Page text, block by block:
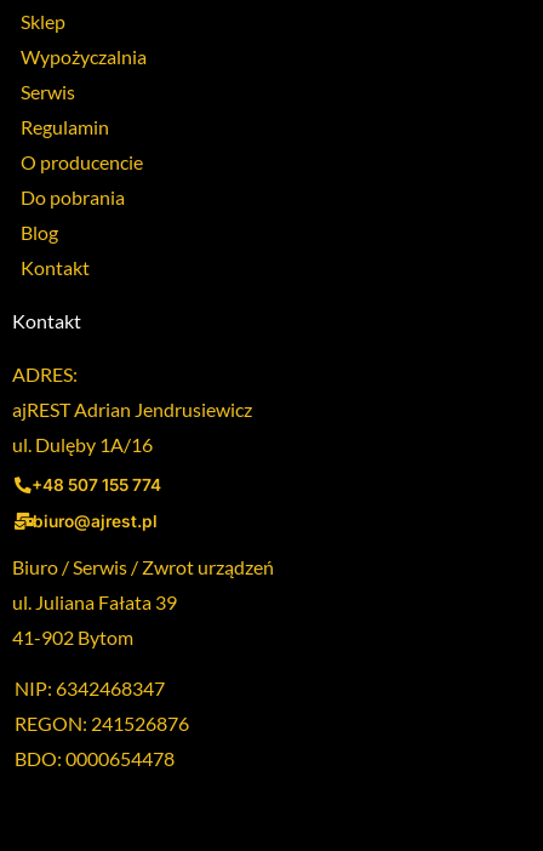
Sklep
Wypożyczalnia
Serwis
Regulamin
O producencie
Do pobrania
Blog
Kontakt
Kontakt
ADRES:
ajREST Adrian Jendrusiewicz
ul. Dulęby 1A/16
+48 507 155 774
biuro@ajrest.pl
Biuro / Serwis / Zwrot urządzeń
ul. Juliana Fałata 39
41-902 Bytom
NIP: 6342468347
REGON: 241526876
BDO: 0000654478